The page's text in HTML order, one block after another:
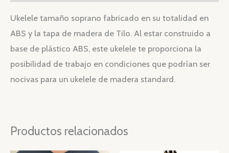
Ukelele tamaño soprano fabricado en su totalidad en
ABS y la tapa de madera de Tilo. Al estar construido a
base de plástico ABS, este ukelele te proporciona la
posibilidad de trabajo en condiciones que podrían ser
nocivas para un ukelele de madera standard.
Productos relacionados